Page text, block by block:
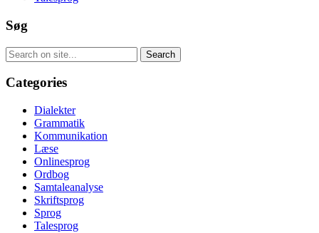
Søg
Categories
Dialekter
Grammatik
Kommunikation
Læse
Onlinesprog
Ordbog
Samtaleanalyse
Skriftsprog
Sprog
Talesprog